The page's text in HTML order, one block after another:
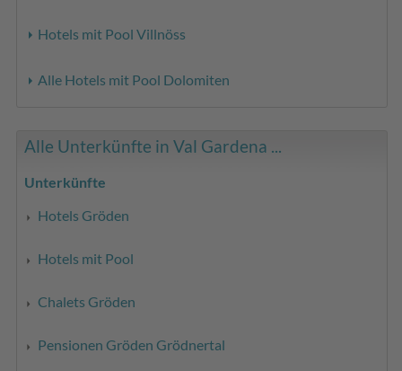
Hotels mit Pool Villnöss
Alle Hotels mit Pool Dolomiten
Alle Unterkünfte in Val Gardena ...
Unterkünfte
Hotels Gröden
Hotels mit Pool
Chalets Gröden
Pensionen Gröden Grödnertal